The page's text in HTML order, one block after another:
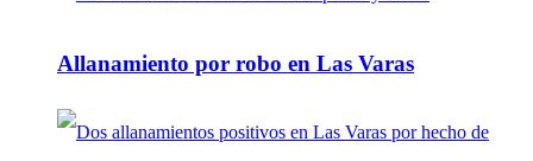
Allanamiento por robo en Las Varas